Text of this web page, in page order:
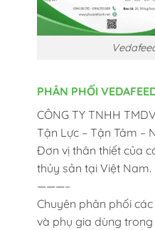
PHÂN PHỐI
CÔNG TY TNHH
Tận Lực – Tận Tâm –
Đơn vị thân thiết của
thủy sản tại Việt Nam.
———–
Chuyên phân phối
và phụ gia dùng